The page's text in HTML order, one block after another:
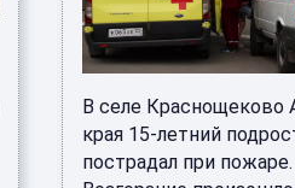
В селе Краснощеково
края 15-летний
пострадал при пожаре.